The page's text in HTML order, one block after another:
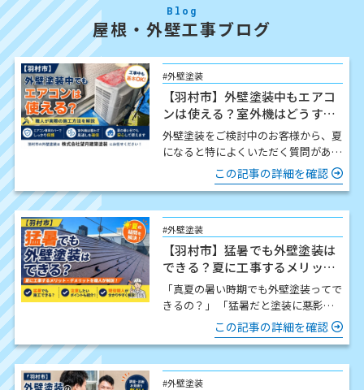
Blog
屋根・外壁工事ブログ
#外壁塗装
【羽村市】外壁塗装中もエアコ
ンは使える？室外機はどうす
る？職人が解説
外壁塗装をご検討中のお客様から、夏
になると特によくいただく質問があり
ますか？」 結論からお伝…
この記事の詳細を確認
#外壁塗装
【羽村市】猛暑でも外壁塗装は
できる？夏に工事するメリッ
ト・注意点を職人が解説
「真夏の暑い時期でも外壁塗装ってで
きるの？」 「猛暑だと塗装に悪影響
はないの？」 この時期になると、こ
のようなご質問をいた…
この記事の詳細を確認
#外壁塗装